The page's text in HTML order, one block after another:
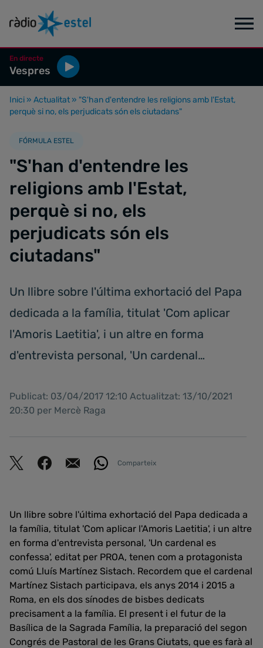
En directe
Vespres
Inici » Actualitat » "S'han d'entendre les religions amb l'Estat,
perquè si no, els perjudicats són els ciutadans"
FÓRMULA ESTEL
"S'han d'entendre les
religions amb l'Estat,
perquè si no, els
perjudicats són els
ciutadans"
Un llibre sobre l'última exhortació del Papa
dedicada a la família, titulat 'Com aplicar
l'Amoris Laetitia', i un altre en forma
d'entrevista personal, 'Un cardenal…
Publicat: 03/04/2017 12:10 Actualitzat: 13/10/2021
20:30 per Mercè Raga
Comparteix
Un llibre sobre l'última exhortació del Papa dedicada a
la família, titulat 'Com aplicar l'Amoris Laetitia', i un altre
en forma d'entrevista personal, 'Un cardenal es
confessa', editat per PROA, tenen com a protagonista
comú Lluís Martínez Sistach. Recordem que el cardenal
Martínez Sistach participava, els anys 2014 i 2015 a
Roma, en els dos sínodes de bisbes dedicats
precisament a la família. El present i el futur de la
Basílica de la Sagrada Família, la preparació del segon
Congrés de Pastoral de les Grans Ciutats, que es farà al